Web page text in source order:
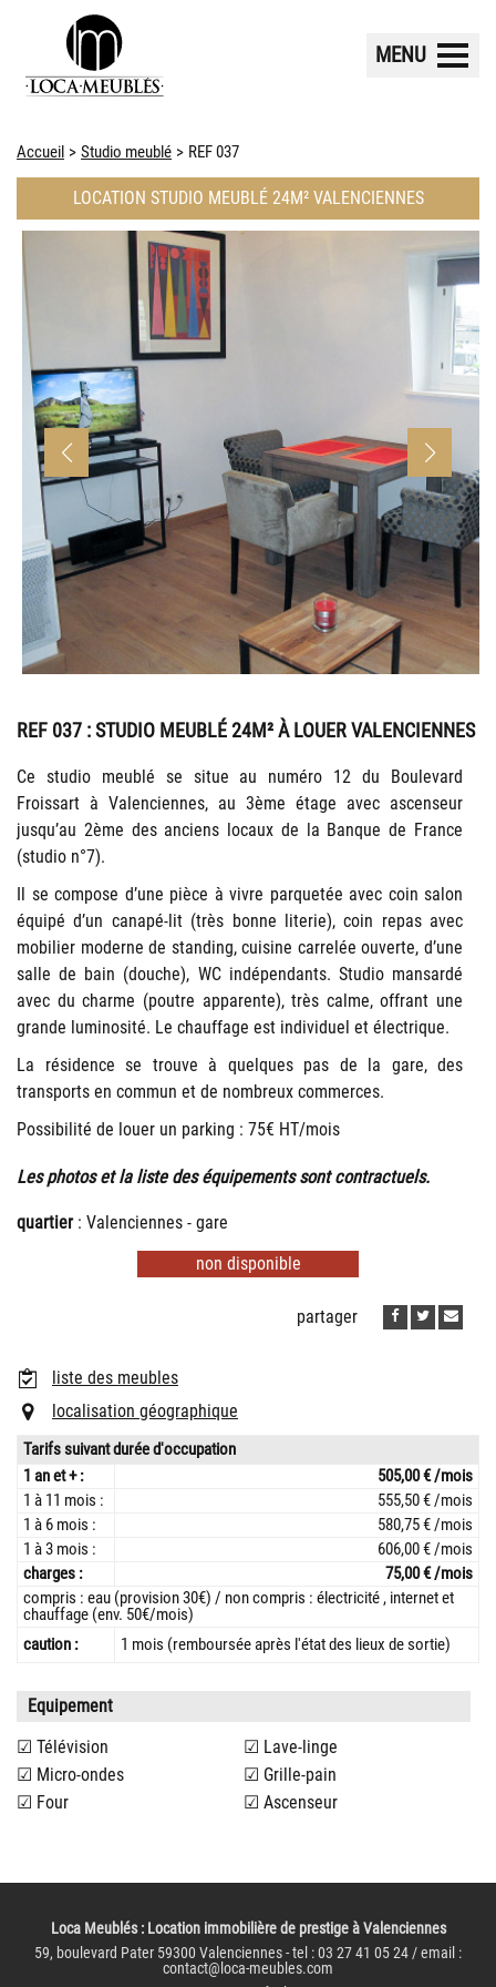
MENU
Accueil Studio meublé REF 037
LOCATION STUDIO MEUBLÉ 24M² VALENCIENNES
REF 037 : STUDIO MEUBLÉ 24M² À LOUER VALENCIENNES
Ce studio meublé se situe au numéro 12 du Boulevard
Froissart à Valenciennes, au 3ème étage avec ascenseur
jusqu’au 2ème des anciens locaux de la Banque de France
(studio n°7).
Il se compose d’une pièce à vivre parquetée avec coin salon
équipé d’un canapé-lit (très bonne literie), coin repas avec
mobilier moderne de standing, cuisine carrelée ouverte, d’une
salle de bain (douche), WC indépendants. Studio mansardé
avec du charme (poutre apparente), très calme, offrant une
grande luminosité. Le chauffage est individuel et électrique.
La résidence se trouve à quelques pas de la gare, des
transports en commun et de nombreux commerces.
Possibilité de louer un parking : 75€ HT/mois
Les photos et la liste des équipements sont contractuels.
quartier: Valenciennes - gare
non disponible
partager
liste des meubles
localisation géographique
Tarifs suivant durée d'occupation
1 an et + :
505,00 € /mois
1 à 11 mois :
555,50 € /mois
1 à 6 mois :
580,75 € /mois
1 à 3 mois :
606,00 € /mois
charges :
75,00 € /mois
compris : eau (provision 30€) / non compris : électricité , internet et
chauffage (env. 50€/mois)
caution :
1 mois (remboursée après l'état des lieux de sortie)
Equipement
Télévision
Lave-linge
Micro-ondes
Grille-pain
Four
Ascenseur
Loca Meublés: Location immobilière de prestige à Valenciennes
59, boulevard Pater 59300 Valenciennes - tel : 03 27 41 05 24 / email :
contact@loca-meubles.com